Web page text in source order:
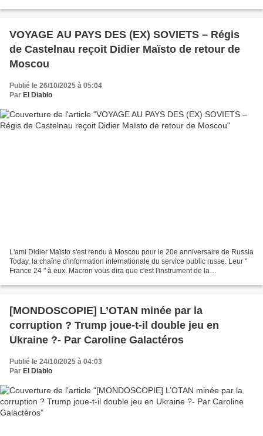
VOYAGE AU PAYS DES (EX) SOVIETS – Régis
de Castelnau reçoit Didier Maïsto de retour de
Moscou
Publié le 26/10/2025 à 05:04
Par El Diablo
L'ami Didier Maïsto s'est rendu à Moscou pour le 20e anniversaire de Russia
Today, la chaîne d'information internationale du service public russe. Leur "
France 24 " à eux. Macron vous dira que c'est l'instrument de la
[MONDOSCOPIE] L’OTAN minée par la
corruption ? Trump joue-t-il double jeu en
Ukraine ?- Par Caroline Galactéros
Publié le 24/10/2025 à 04:03
Par El Diablo